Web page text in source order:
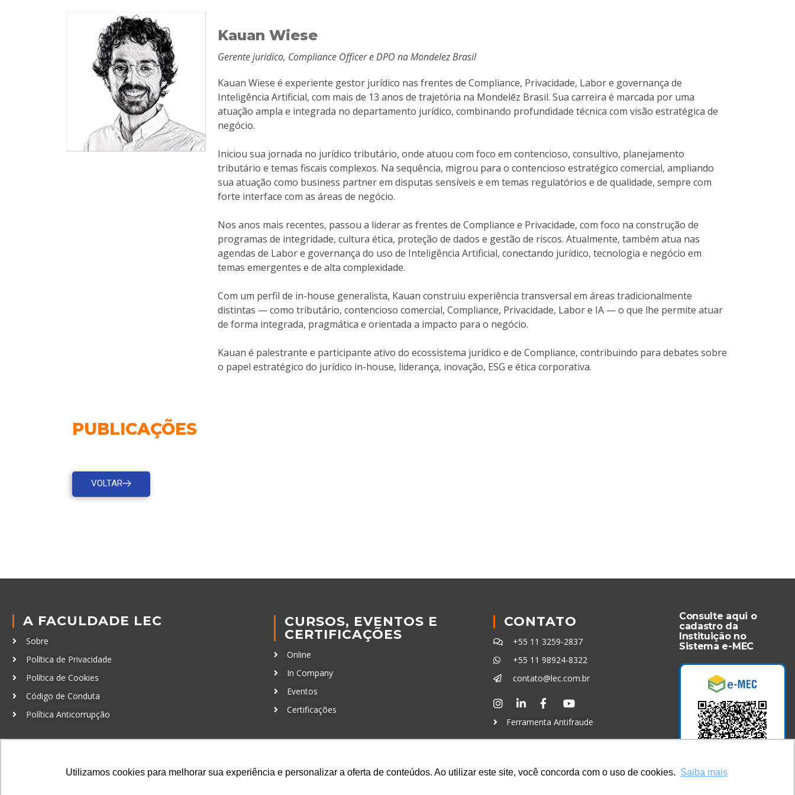
Utilizamos cookies para melhorar sua experiência e personalizar a oferta de conteúdos. Ao utilizar este site, você concorda com o uso de cookies. Saiba mais
Kauan Wiese
Gerente jurídico, Compliance Officer e DPO na Mondelez Brasil
Kauan Wiese é experiente gestor jurídico nas frentes de Compliance, Privacidade, Labor e governança de
Inteligência Artificial, com mais de 13 anos de trajetória na Mondelēz Brasil. Sua carreira é marcada por uma
atuação ampla e integrada no departamento jurídico, combinando profundidade técnica com visão estratégica de
negócio.
Iniciou sua jornada no jurídico tributário, onde atuou com foco em contencioso, consultivo, planejamento
tributário e temas fiscais complexos. Na sequência, migrou para o contencioso estratégico comercial, ampliando
sua atuação como business partner em disputas sensíveis e em temas regulatórios e de qualidade, sempre com
forte interface com as áreas de negócio.
Nos anos mais recentes, passou a liderar as frentes de Compliance e Privacidade, com foco na construção de
programas de integridade, cultura ética, proteção de dados e gestão de riscos. Atualmente, também atua nas
agendas de Labor e governança do uso de Inteligência Artificial, conectando jurídico, tecnologia e negócio em
temas emergentes e de alta complexidade.
Com um perfil de in-house generalista, Kauan construiu experiência transversal em áreas tradicionalmente
distintas — como tributário, contencioso comercial, Compliance, Privacidade, Labor e IA — o que lhe permite atuar
de forma integrada, pragmática e orientada a impacto para o negócio.
Kauan é palestrante e participante ativo do ecossistema jurídico e de Compliance, contribuindo para debates sobre
o papel estratégico do jurídico in-house, liderança, inovação, ESG e ética corporativa.
PUBLICAÇÕES
VOLTAR
A FACULDADE LEC
Sobre
Política de Privacidade
Política de Cookies
Código de Conduta
Política Anticorrupção
Autenticação de documentos
CURSOS, EVENTOS E
CERTIFICAÇÕES
Online
In Company
Eventos
Certificações
CONTATO
+55 11 3259-2837
+55 11 98924-8322
contato@lec.com.br
Ferramenta Antifraude
Consulte aqui o
cadastro da
Instituição no
Sistema e-MEC